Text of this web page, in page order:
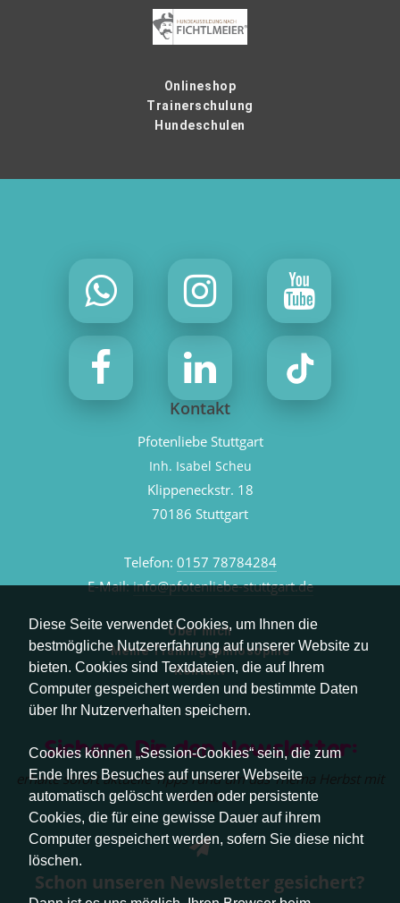
Diese Seite verwendet Cookies, um Ihnen die
bestmögliche Nutzererfahrung auf unserer Website zu
bieten. Cookies sind Textdateien, die auf Ihrem
Computer gespeichert werden und bestimmte Daten
über Ihr Nutzerverhalten speichern.
Cookies können „Session-Cookies“ sein, die zum
Ende Ihres Besuches auf unserer Webseite
automatisch gelöscht werden oder persistente
Cookies, die für eine gewisse Dauer auf ihrem
Computer gespeichert werden, sofern Sie diese nicht
löschen.
Onlineshop
Trainerschulung
Hundeschulen
Kontakt
Pfotenliebe Stuttgart
Inh. Isabel Scheu
Klippeneckstr. 18
70186 Stuttgart
Telefon: 0157 78784284
E-Mail:info@pfotenliebe-stuttgart.de
Über mich
Meine Trainingsphilosophie
Kontakt
Sichere Dir den Newsletter:
erhalte sofort aktuelle Tipps rund um das Thema Herbst mit
Hund.
Schon unseren Newsletter gesichert?